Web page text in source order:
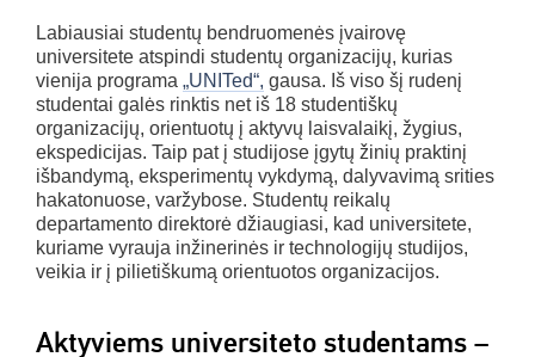
Labiausiai studentų bendruomenės įvairovę
universitete atspindi studentų organizacijų, kurias
vienija programa „UNITed“, gausa. Iš viso šį rudenį
studentai galės rinktis net iš 18 studentiškų
organizacijų, orientuotų į aktyvų laisvalaikį, žygius,
ekspedicijas. Taip pat į studijose įgytų žinių praktinį
išbandymą, eksperimentų vykdymą, dalyvavimą srities
hakatonuose, varžybose. Studentų reikalų
departamento direktorė džiaugiasi, kad universitete,
kuriame vyrauja inžinerinės ir technologijų studijos,
veikia ir į pilietiškumą orientuotos organizacijos.
Aktyviems universiteto studentams –